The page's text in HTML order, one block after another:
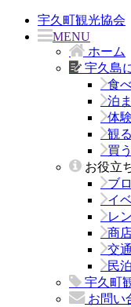
宇久町観光協会
MENU
ホーム
宇久島
食
泊
体
観る
買う
お役立
ブ
イ
レ
商
交
民泊
宇久町
お問い